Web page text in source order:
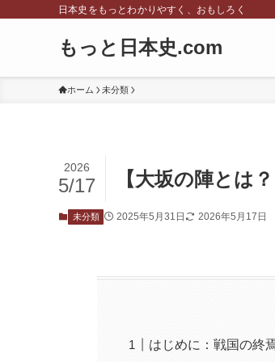
日本史をもっとわかりやすく、おもしろく
もっと日本史.com
ホーム 未分類
【大坂の陣とは
2026
5/17
未分類 2025年5月31日 2026年5月17日
はじめに：戦国の終